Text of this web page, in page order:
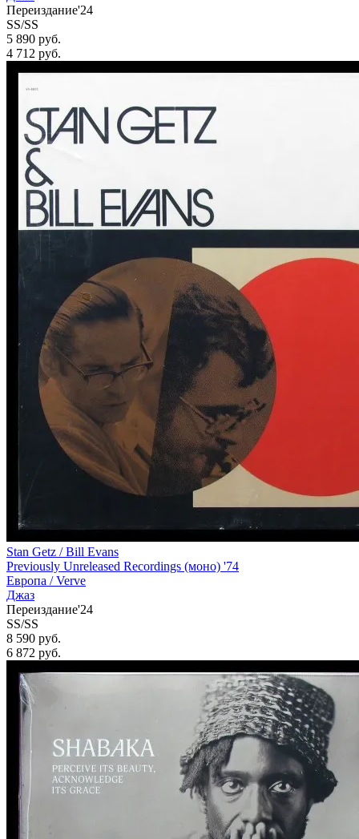
Переиздание'24
SS/SS
5 890 руб.
4 712 руб.
Stan Getz / Bill Evans
Previously Unreleased Recordings (моно) '74
Европа /Verve
Джаз
Переиздание'24
SS/SS
8 590 руб.
6 872 руб.